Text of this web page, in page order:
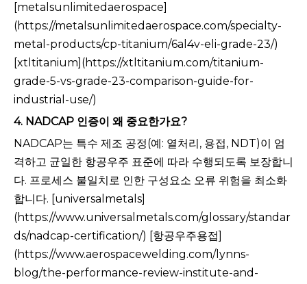
[metalsunlimitedaerospace]
(https://metalsunlimitedaerospace.com/specialty-
metal-products/cp-titanium/6al4v-eli-grade-23/)
[xtltitanium](https://xtltitanium.com/titanium-
grade-5-vs-grade-23-comparison-guide-for-
industrial-use/)
4. NADCAP 인증이 왜 중요한가요?
NADCAP는 특수 제조 공정(예: 열처리, 용접, NDT)이 엄
격하고 균일한 항공우주 표준에 따라 수행되도록 보장합니
다. 프로세스 불일치로 인한 구성요소 오류 위험을 최소화
합니다. [universalmetals]
(https://www.universalmetals.com/glossary/standar
ds/nadcap-certification/) [항공우주용접]
(https://www.aerospacewelding.com/lynns-
blog/the-performance-review-institute-and-